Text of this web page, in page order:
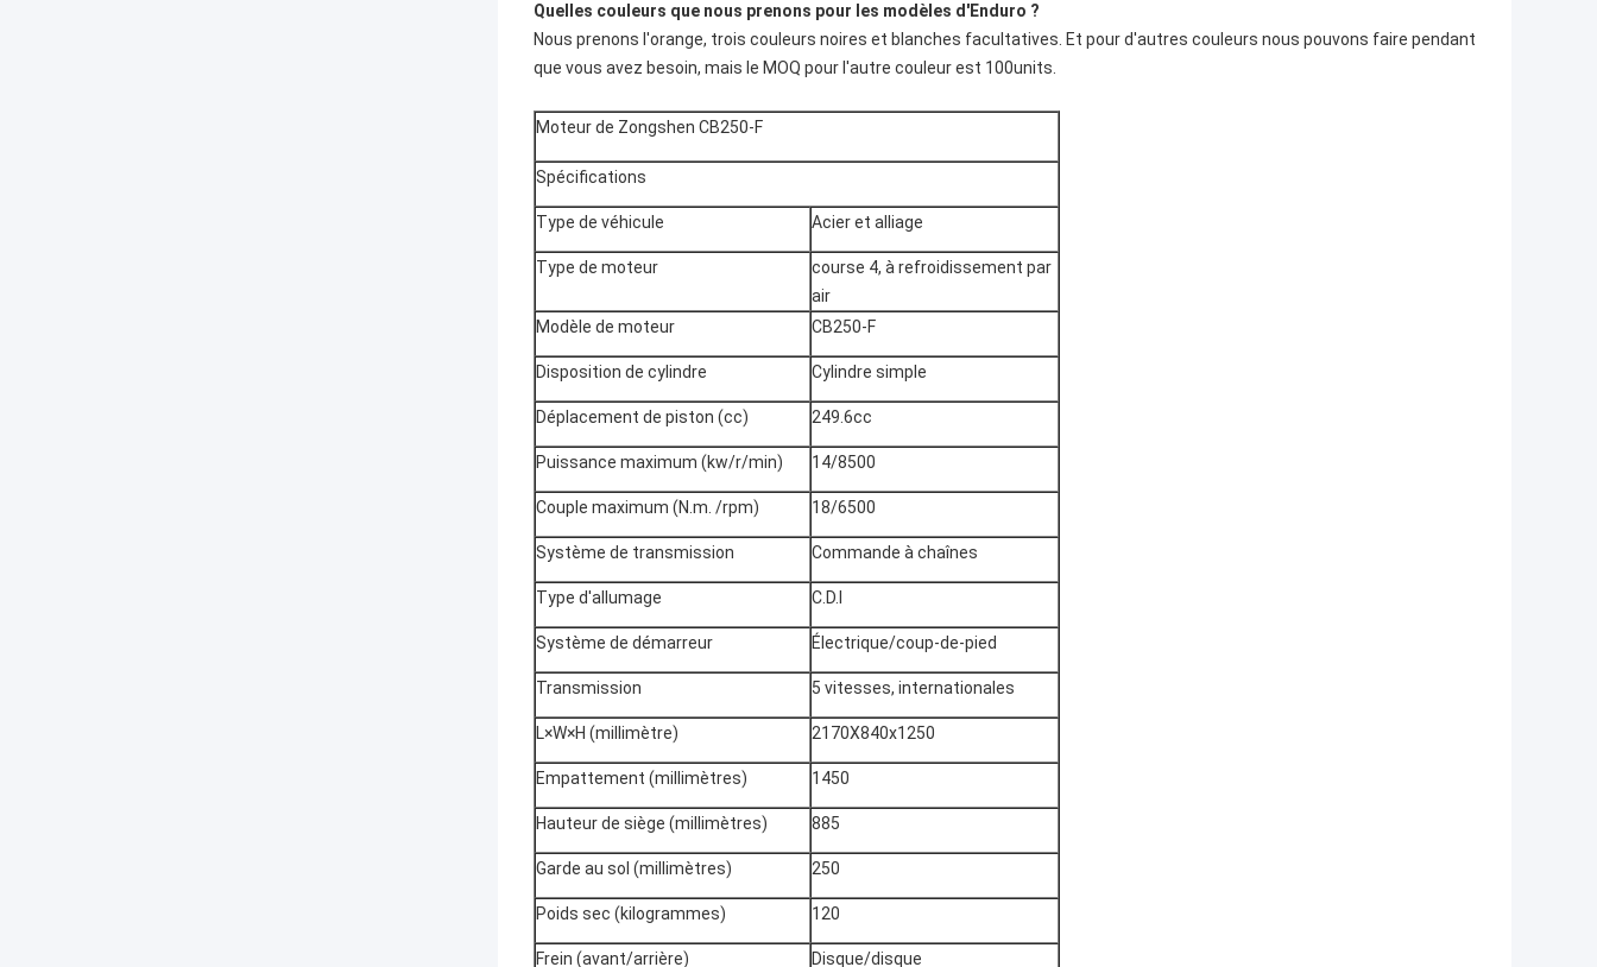
Quelles couleurs que nous prenons pour les modèles d'Enduro ?
Nous prenons l'orange, trois couleurs noires et blanches facultatives. Et pour d'autres couleurs nous pouvons faire pendant
que vous avez besoin, mais le MOQ pour l'autre couleur est 100units.
Moteur de Zongshen CB250-F
Spécifications
Type de véhicule Acier et alliage
Type de moteur
course 4, à refroidissement par
air
Modèle de moteur
CB250-F
Disposition de cylindre Cylindre simple
Déplacement de piston (cc) 249.6cc
Puissance maximum (kw/r/min) 14/8500
Couple maximum (N.m. /rpm) 18/6500
Système de transmission Commande à chaînes
Type d'allumage C.D.I
Système de démarreur Électrique/coup-de-pied
Transmission 5 vitesses, internationales
L×W×H (millimètre) 2170X840x1250
Empattement (millimètres) 1450
Hauteur de siège (millimètres) 885
Garde au sol (millimètres) 250
Poids sec (kilogrammes) 120
Frein (avant/arrière) Disque/disque